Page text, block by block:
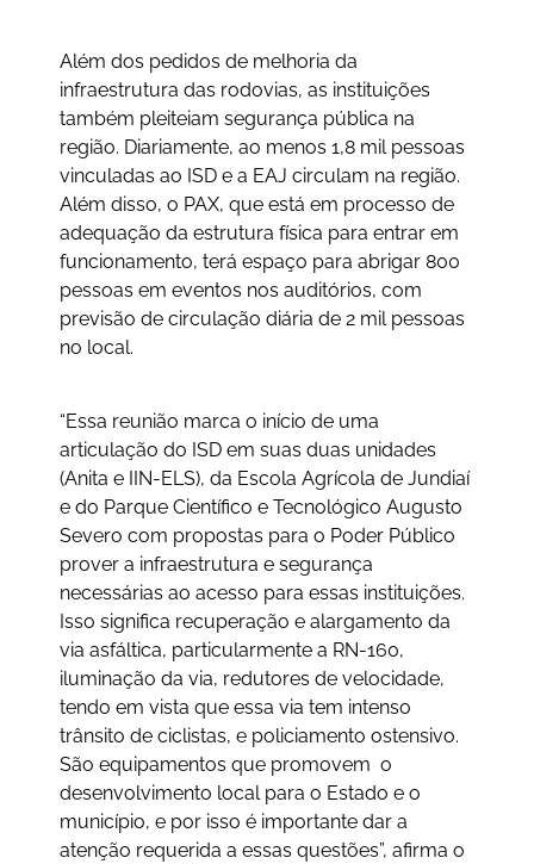
Além dos pedidos de melhoria da
infraestrutura das rodovias, as instituições
também pleiteiam segurança pública na
região. Diariamente, ao menos 1,8 mil pessoas
vinculadas ao ISD e a EAJ circulam na região.
Além disso, o PAX, que está em processo de
adequação da estrutura física para entrar em
funcionamento, terá espaço para abrigar 800
pessoas em eventos nos auditórios, com
previsão de circulação diária de 2 mil pessoas
no local.
“Essa reunião marca o início de uma
articulação do ISD em suas duas unidades
(Anita e IIN-ELS), da Escola Agrícola de Jundiaí
e do Parque Científico e Tecnológico Augusto
Severo com propostas para o Poder Público
prover a infraestrutura e segurança
necessárias ao acesso para essas instituições.
Isso significa recuperação e alargamento da
via asfáltica, particularmente a RN-160,
iluminação da via, redutores de velocidade,
tendo em vista que essa via tem intenso
trânsito de ciclistas, e policiamento ostensivo.
São equipamentos que promovem o
desenvolvimento local para o Estado e o
município, e por isso é importante dar a
atenção requerida a essas questões”, afirma o